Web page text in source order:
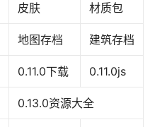
皮肤 材质包
地图存档 建筑存档
0.11.0下载 0.11.0js
0.13.0资源大全